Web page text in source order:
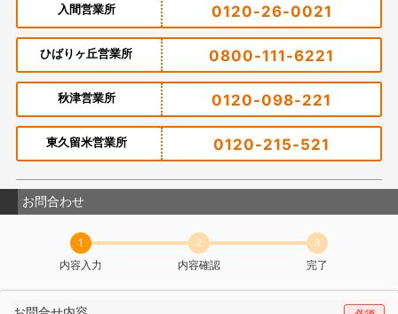
入間営業所 0120-26-0021
ひばりヶ丘営業所 0800-111-6221
秋津営業所 0120-098-221
東久留米営業所 0120-215-521
お問合わせ
1
内容入力
2
内容確認
3
完了